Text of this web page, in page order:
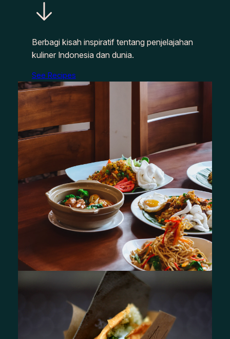
Berbagi kisah inspiratif tentang penjelajahan
kuliner Indonesia dan dunia.
See Recipes